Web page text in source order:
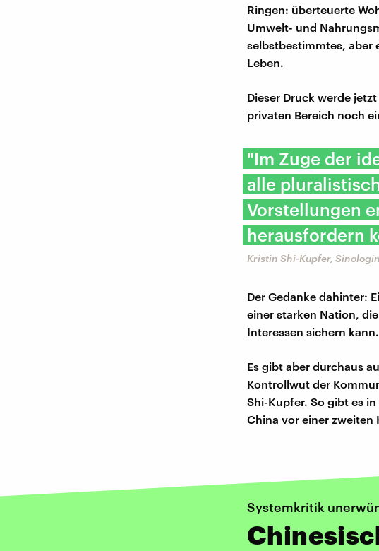
Ringen: überteuerte
Umwelt- und
selbstbestimmtes, aber
Leben.
Dieser Druck werde
privaten Bereich noch
"Im Zuge der
alle
Vorstellungen
herausfordern
Kristin Shi-Kupfer, Sinologin
Der Gedanke dahinter:
einer starken Nation,
Interessen sichern kann.
Es gibt aber durchaus
Kontrollwut der
Shi-Kupfer. So gibt es
China vor einer
Systemkritik